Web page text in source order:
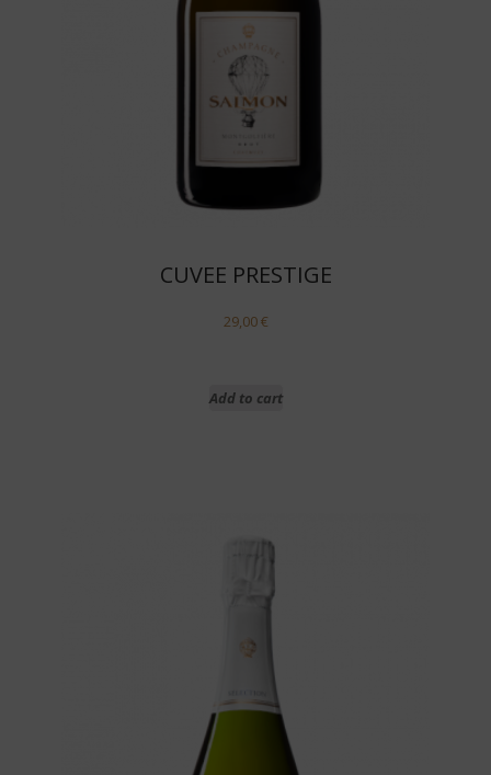
CUVEE PRESTIGE
29,00€
Add to cart